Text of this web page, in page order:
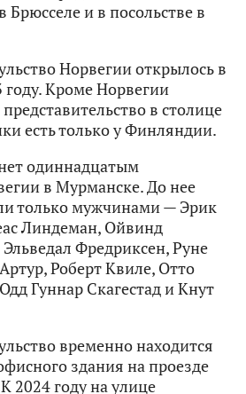
и в посольстве в
Норвегии открылось в
Кроме Норвегии
в столице
есть только у Финляндии.
одиннадцатым
в Мурманске. До нее
только мужчинами — Эрик
Линдеман, Ойвинд
Фредриксен, Руне
Роберт Квиле, Отто
Гуннар Скагестад и Кнут
временно находится
здания на проезде
2024 году на улице